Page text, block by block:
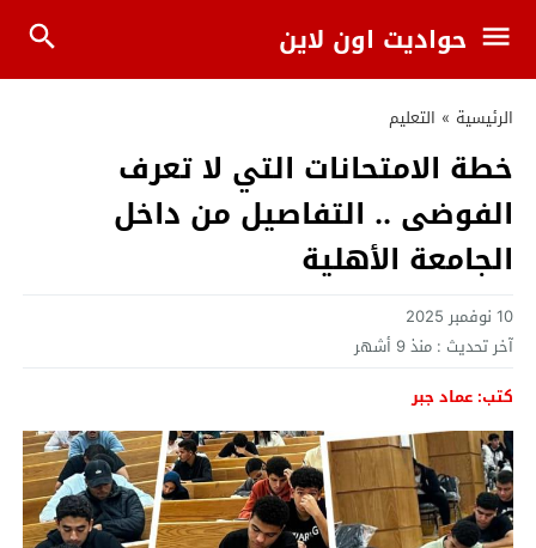
حواديت اون لاين
الرئيسية » التعليم
خطة الامتحانات التي لا تعرف
الفوضى .. التفاصيل من داخل
الجامعة الأهلية
10 نوفمبر 2025
آخر تحديث : منذ 9 أشهر
كتب: عماد جبر